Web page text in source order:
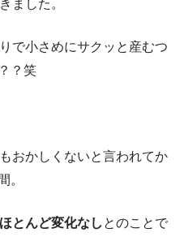
ました。
で小さめにサクッと産むつ
？笑
おかしくないと言われてか
。
とんど変化なし とのことで